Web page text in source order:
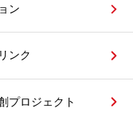
ン
ンク
プロジェクト